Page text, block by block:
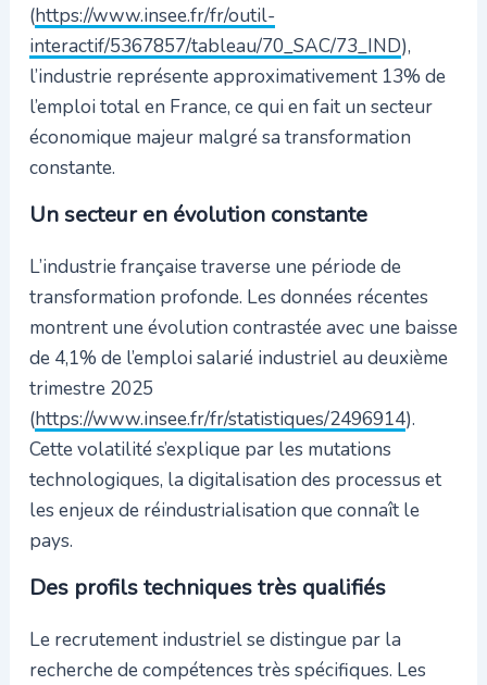
(https://www.insee.fr/fr/outil-
interactif/5367857/tableau/70_SAC/73_IND),
l’industrie représente approximativement 13% de
l’emploi total en France, ce qui en fait un secteur
économique majeur malgré sa transformation
constante.
Un secteur en évolution constante
L’industrie française traverse une période de
transformation profonde. Les données récentes
montrent une évolution contrastée avec une baisse
de 4,1% de l’emploi salarié industriel au deuxième
trimestre 2025
(https://www.insee.fr/fr/statistiques/2496914).
Cette volatilité s’explique par les mutations
technologiques, la digitalisation des processus et
les enjeux de réindustrialisation que connaît le
pays.
Des profils techniques très qualifiés
Le recrutement industriel se distingue par la
recherche de compétences très spécifiques. Les